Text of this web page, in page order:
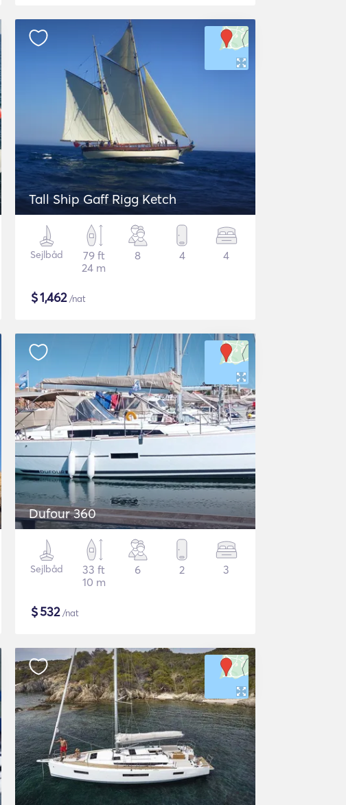
Tall Ship Gaff Rigg Ketch
Sejlbåd
79 ft
24 m
8 4 4
$1,462/nat
Dufour 360
Sejlbåd
33 ft
10 m
6 2 3
$532/nat